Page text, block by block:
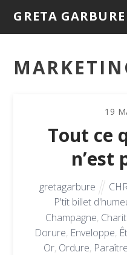
GRETA GARBURE
19
Tout ce
n’est
gretagarbure
P'tit billet
Champagne,
Dorure, Enveloppe,
Or, Ordure, Paraître